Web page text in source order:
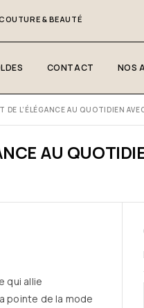
CONTACT NOS
DE L’ÉLÉGANCE AU QUOTIDIEN
AU
qui allie
pointe de la mode